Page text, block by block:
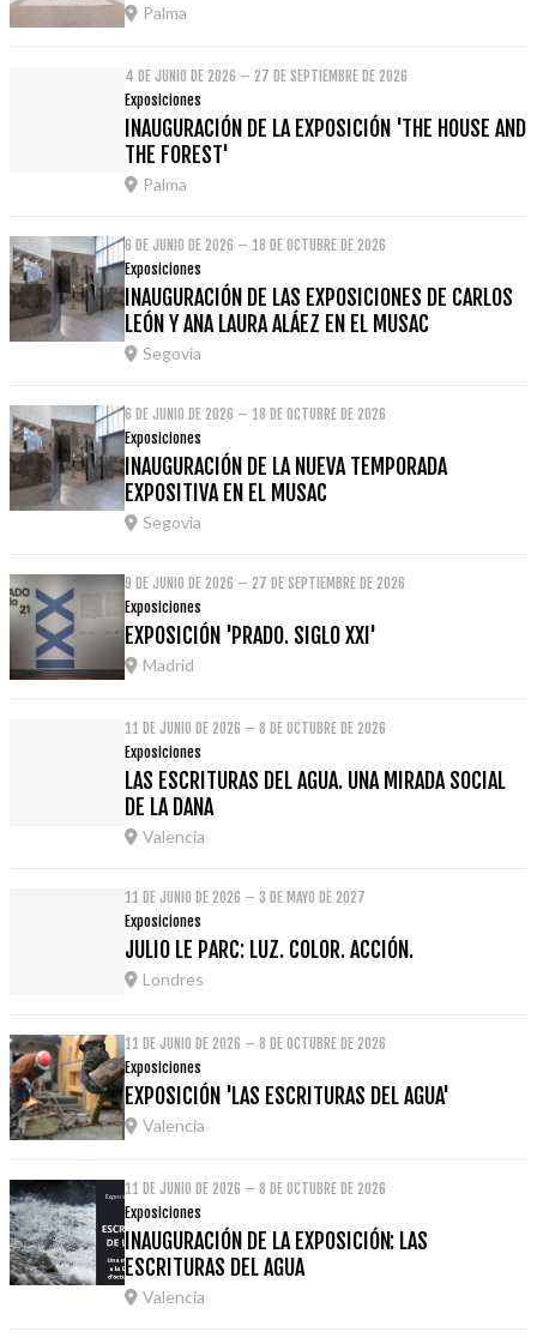
Palma
4 DE JUNIO DE 2026 – 27 DE SEPTIEMBRE DE 2026
Exposiciones
INAUGURACIÓN DE LA EXPOSICIÓN 'THE HOUSE AND
THE FOREST'
Palma
6 DE JUNIO DE 2026 – 18 DE OCTUBRE DE 2026
Exposiciones
INAUGURACIÓN DE LAS EXPOSICIONES DE CARLOS
LEÓN Y ANA LAURA ALÁEZ EN EL MUSAC
Segovia
6 DE JUNIO DE 2026 – 18 DE OCTUBRE DE 2026
Exposiciones
INAUGURACIÓN DE LA NUEVA TEMPORADA
EXPOSITIVA EN EL MUSAC
Segovia
9 DE JUNIO DE 2026 – 27 DE SEPTIEMBRE DE 2026
Exposiciones
EXPOSICIÓN 'PRADO. SIGLO XXI'
Madrid
11 DE JUNIO DE 2026 – 8 DE OCTUBRE DE 2026
Exposiciones
LAS ESCRITURAS DEL AGUA. UNA MIRADA SOCIAL
DE LA DANA
Valencia
11 DE JUNIO DE 2026 – 3 DE MAYO DE 2027
Exposiciones
JULIO LE PARC: LUZ. COLOR. ACCIÓN.
Londres
11 DE JUNIO DE 2026 – 8 DE OCTUBRE DE 2026
Exposiciones
EXPOSICIÓN 'LAS ESCRITURAS DEL AGUA'
Valencia
11 DE JUNIO DE 2026 – 8 DE OCTUBRE DE 2026
Exposiciones
INAUGURACIÓN DE LA EXPOSICIÓN: LAS
ESCRITURAS DEL AGUA
Valencia